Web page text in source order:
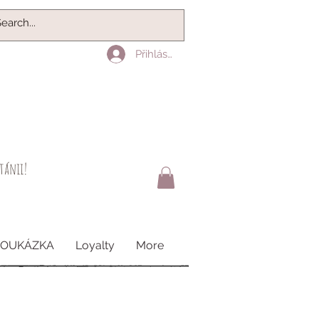
Přihlásit se
Loyalty More